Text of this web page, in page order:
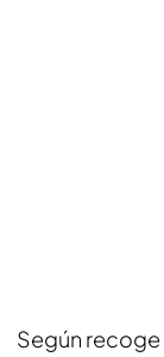
Según recoge